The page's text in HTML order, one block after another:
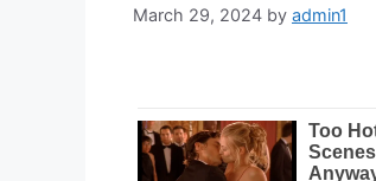
March 29, 2024 by admin1